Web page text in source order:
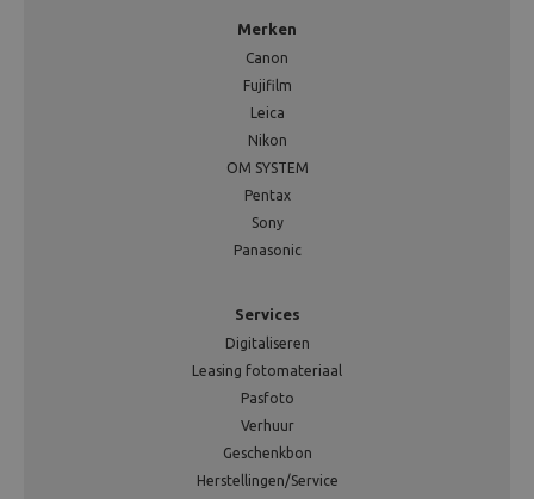
Merken
Canon
Fujifilm
Leica
Nikon
OM SYSTEM
Pentax
Sony
Panasonic
Services
Digitaliseren
Leasing fotomateriaal
Pasfoto
Verhuur
Geschenkbon
Herstellingen/Service